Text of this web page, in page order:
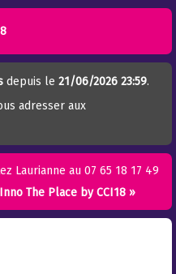
depuis le 21/06/2026 23:59.
adresser aux
Laurianne au 07 65 18 17 49
The Place by CCI18 »